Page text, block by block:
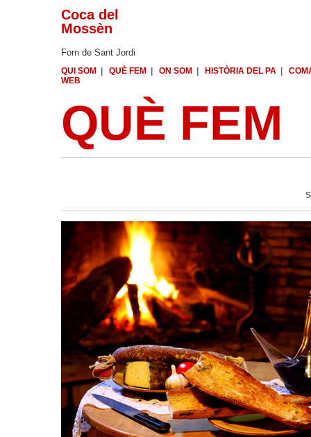
Coca del
Mossèn
Forn de Sant Jordi
QUI SOM QUÈ FEM ON SOM HISTÒRIA DEL PA
WEB
QUÈ FEM